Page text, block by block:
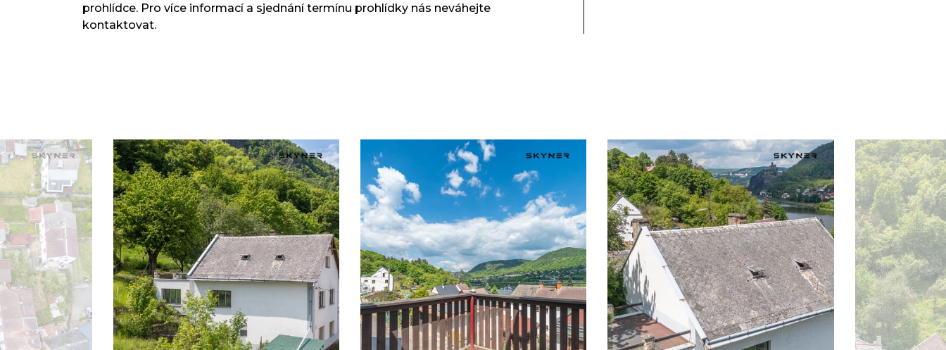
prohlídce. Pro více informací a sjednání termínu prohlídky nás neváhejte
kontaktovat.